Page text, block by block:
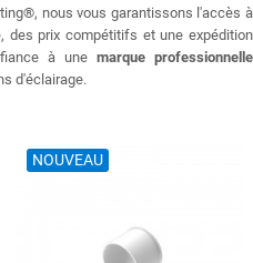
nous vous garantissons l'accès à
des prix compétitifs et une expédition
à unemarque professionnelle
d'éclairage.
NOUVEAU